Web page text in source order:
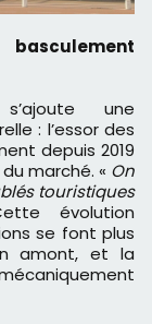
une
: l’essor des
depuis 2019
marché. « On
touristiques
évolution
se font plus
amont, et la